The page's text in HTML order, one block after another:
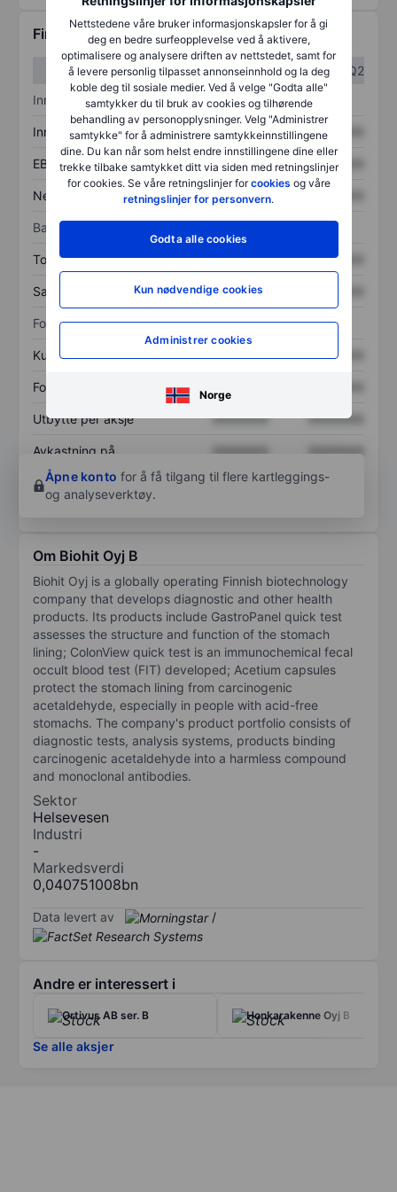
Nettstedene våre bruker informasjonskapsler for å gi
deg en bedre surfeopplevelse ved å aktivere,
optimalisere og analysere driften av nettstedet, samt for
å levere personlig tilpasset annonseinnhold og la deg
koble deg til sosiale medier. Ved å velge "Godta alle"
samtykker du til bruk av cookies og tilhørende
behandling av personopplysninger. Velg "Administrer
samtykke" for å administrere samtykkeinnstillingene
dine. Du kan når som helst endre innstillingene dine eller
trekke tilbake samtykket ditt via siden med retningslinjer
for cookies. Se våre retningslinjer forcookies og våre
retningslinjer for personvern.
Godta alle cookies
Kun nødvendige cookies
Administrer cookies
Norge
Finansiell informasjon
Q1
Q2
Inntektsoversikt
Inntekter XXXXXXX XXXXXXX
EBITDA XXXXXXX XXXXXXX
Nettoinntekt XXXXXXX
Balanse
Totale eiendeler XXXXXXX XXXXXXX
Samlet gjeld XXXXXXX
Forholdstall
Kurs/salg XXXXXXX XXXXXXX
Fortjeneste per aksje
Utbytte per aksje XXXXXXX XXXXXXX
Avkastning på
egenkapital
XXXXXXX
XXXXXXX
Åpne konto for å få tilgang til flere kartleggings-
og analyseverktøy.
Om Biohit Oyj B
Biohit Oyj is a globally operating Finnish biotechnology
company that develops diagnostic and other health
products. Its products include GastroPanel quick test
assesses the structure and function of the stomach
lining; ColonView quick test is an immunochemical fecal
occult blood test (FIT) developed; Acetium capsules
protect the stomach lining from carcinogenic
acetaldehyde, especially in people with acid-free
stomachs. The company's product portfolio consists of
diagnostic tests, analysis systems, products binding
carcinogenic acetaldehyde into a harmless compound
and monoclonal antibodies.
Sektor
Helsevesen
Industri
-
Markedsverdi
0,040751008bn
Data levert av /
Andre er interessert i
Ortivus AB ser. B Honkarakenne Oyj B
Se alle aksjer